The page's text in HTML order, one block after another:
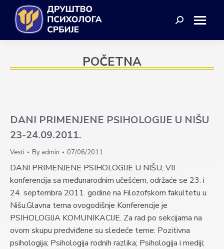
Search:
POČETNA
DANI PRIMENJENE PSIHOLOGIJE U NIŠU
23-24.09.2011.
Vesti By admin 07/06/2011
DANI PRIMENJENE PSIHOLOGIJE U NIŠU, VII
konferencija sa međunarodnim učešćem, održaće se 23. i
24. septembra 2011. godine na Filozofskom fakultetu u
Nišu.Glavna tema ovogodišnje Konferencije je
PSIHOLOGIJA KOMUNIKACIJE. Za rad po sekcijama na
ovom skupu predviđene su sledeće teme: Pozitivna
psihologija; Psihologija rodnih razlika; Psihologija i mediji;